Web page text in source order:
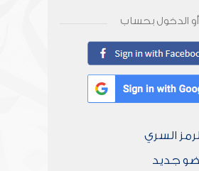
أو الدخول بحساب
السري
جديد